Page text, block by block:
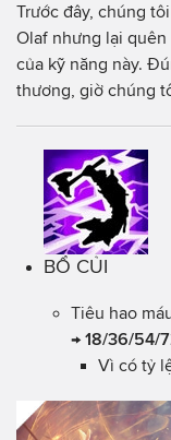
Trước đây, chúng
Olaf nhưng lại
của kỹ năng này.
thương, giờ chúng
BỔ CỦI
Tiêu hao
→ 18/36/54/
Vì có tỷ